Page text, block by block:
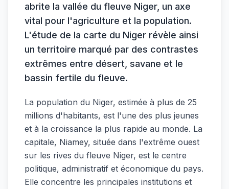
abrite la vallée du fleuve Niger, un axe
vital pour l'agriculture et la population.
L'étude de la carte du Niger révèle ainsi
un territoire marqué par des contrastes
extrêmes entre désert, savane et le
bassin fertile du fleuve.
La population du Niger, estimée à plus de 25
millions d'habitants, est l'une des plus jeunes
et à la croissance la plus rapide au monde. La
capitale, Niamey, située dans l'extrême ouest
sur les rives du fleuve Niger, est le centre
politique, administratif et économique du pays.
Elle concentre les principales institutions et